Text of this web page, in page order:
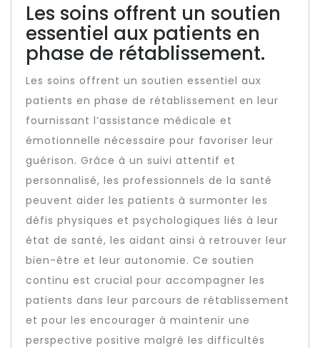
Les soins offrent un soutien
essentiel aux patients en
phase de rétablissement.
Les soins offrent un soutien essentiel aux
patients en phase de rétablissement en leur
fournissant l’assistance médicale et
émotionnelle nécessaire pour favoriser leur
guérison. Grâce à un suivi attentif et
personnalisé, les professionnels de la santé
peuvent aider les patients à surmonter les
défis physiques et psychologiques liés à leur
état de santé, les aidant ainsi à retrouver leur
bien-être et leur autonomie. Ce soutien
continu est crucial pour accompagner les
patients dans leur parcours de rétablissement
et pour les encourager à maintenir une
perspective positive malgré les difficultés